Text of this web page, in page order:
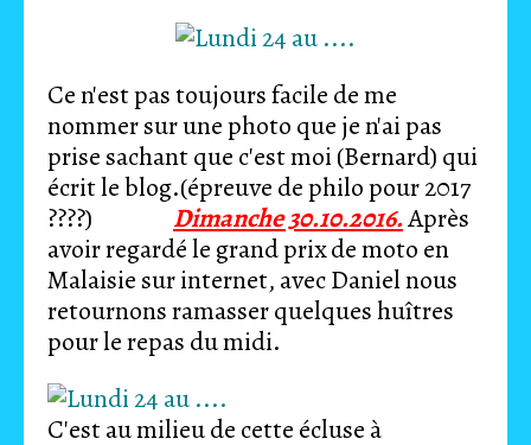
Ce n'est pas toujours facile de me
nommer sur une photo que je n'ai pas
prise sachant que c'est moi (Bernard) qui
écrit le blog.(épreuve de philo pour 2017
????) Dimanche 30.10.2016.Après
avoir regardé le grand prix de moto en
Malaisie sur internet, avec Daniel nous
retournons ramasser quelques huîtres
pour le repas du midi.
C'est au milieu de cette écluse à